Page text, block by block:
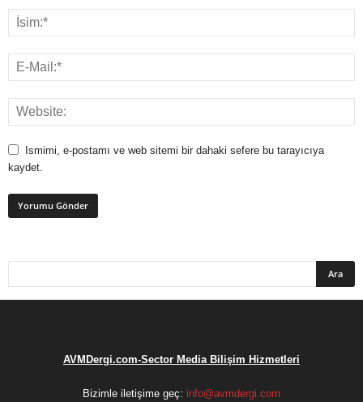
Ismimi, e-postamı ve web sitemi bir dahaki sefere bu tarayıcıya
kaydet.
AVMDergi.com-Sector Media Bilişim Hizmetleri
Bizimle iletişime geç: info@avmdergi.com